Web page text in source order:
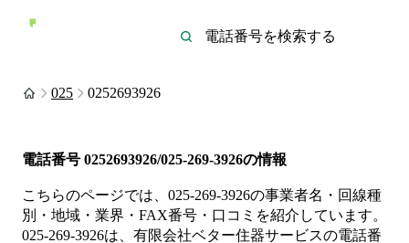
025 0252693926
電話番号 0252693926/025-269-3926の情報
こちらのページでは、 025-269-3926の事業者名・回線種
別・地域・業界・FAX番号・口コミを紹介しています。
025-269-3926は、 有限会社ベター住器サービスの電話番